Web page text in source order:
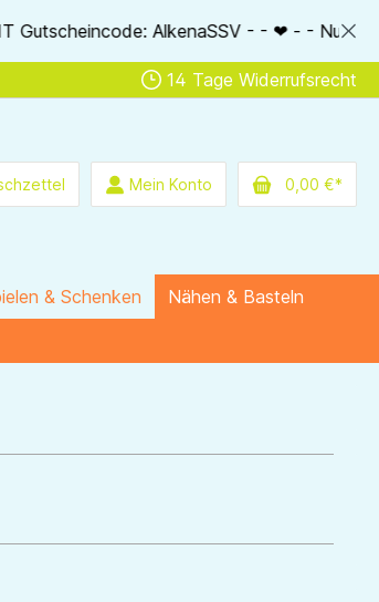
direkt einlösbar - - ❤ - - nur bis
14 Tage Widerrufsrecht
Mein Konto 0,00 €*
& Schenken
Nähen & Basteln